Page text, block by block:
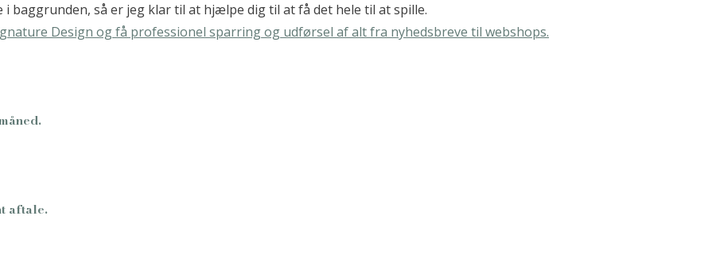
baggrunden, så er jeg klar til at hjælpe dig til at få det hele til at spille.
aftale.